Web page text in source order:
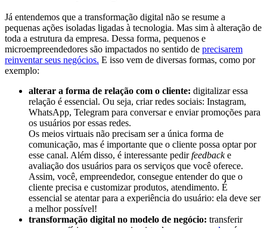
Já entendemos que a transformação digital não se resume a
pequenas ações isoladas ligadas à tecnologia. Mas sim à alteração de
toda a estrutura da empresa. Dessa forma, pequenos e
microempreendedores são impactados no sentido de precisarem
reinventar seus negócios. E isso vem de diversas formas, como por
exemplo:
alterar a forma de relação com o cliente: digitalizar essa
relação é essencial. Ou seja, criar redes sociais: Instagram,
WhatsApp, Telegram para conversar e enviar promoções para
os usuários por essas redes.
Os meios virtuais não precisam ser a única forma de
comunicação, mas é importante que o cliente possa optar por
esse canal. Além disso, é interessante pedirfeedbacke
avaliação dos usuários para os serviços que você oferece.
Assim, você, empreendedor, consegue entender do que o
cliente precisa e customizar produtos, atendimento. É
essencial se atentar para a experiência do usuário: ela deve ser
a melhor possível!
transformação digital no modelo de negócio: transferir